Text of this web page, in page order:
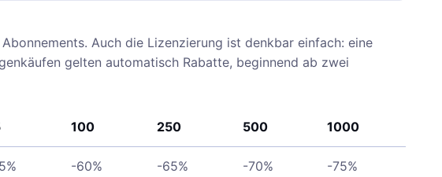
Auch die Lizenzierung ist denkbar einfach: eine
gelten automatisch Rabatte, beginnend ab zwei
100 250 500 1000
-60% -65% -70% -75%